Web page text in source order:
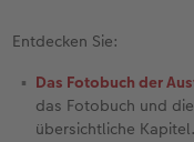
Entdecken Sie:
Das Fotobuch der
das Fotobuch und
übersichtliche Kapitel.